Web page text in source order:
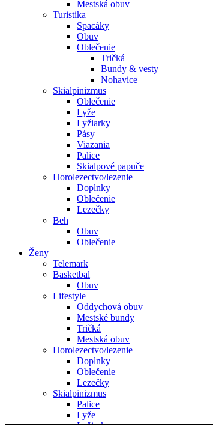
Mestská obuv
Turistika
Spacáky
Obuv
Oblečenie
Tričká
Bundy & vesty
Nohavice
Skialpinizmus
Oblečenie
Lyže
Lyžiarky
Pásy
Viazania
Palice
Skialpové papuče
Horolezectvo/lezenie
Doplnky
Oblečenie
Lezečky
Beh
Obuv
Oblečenie
Ženy
Telemark
Basketbal
Obuv
Lifestyle
Oddychová obuv
Mestské bundy
Tričká
Mestská obuv
Horolezectvo/lezenie
Doplnky
Oblečenie
Lezečky
Skialpinizmus
Palice
Lyže
Lyžiarky